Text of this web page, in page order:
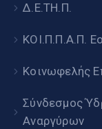
Δ.Ε.ΤΗ.Π.
ΚΟΙ.Π.Π.Α.Π.
Κοινωφελής
Σύνδεσμος
Αναργύρων